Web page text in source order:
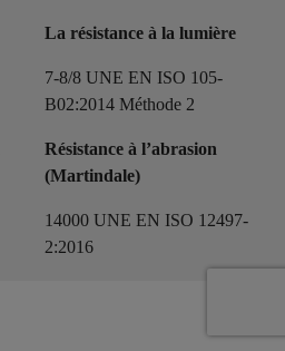
La résistance à la lumière
7-8/8 UNE EN ISO 105-
B02:2014 Méthode 2
Résistance à l’abrasion
(Martindale)
14000 UNE EN ISO 12497-
2:2016